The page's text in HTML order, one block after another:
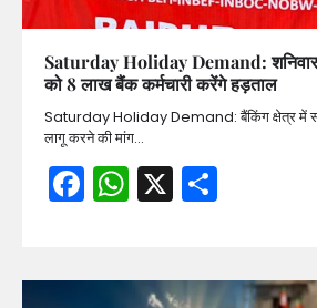
Saturday Holiday Demand: शनिवार
को 8 लाख बैंक कर्मचारी करेंगे हड़ताल
Saturday Holiday Demand: बैंकिंग क्षेत्र में
लागू करने की मांग…
Facebook
WhatsApp
X